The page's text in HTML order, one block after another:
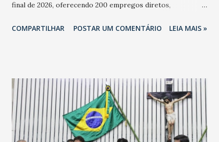
final de 2026, oferecendo 200 empregos diretos,
Havan Fortaleza ainda não foi anunciada oficialmente, mas
COMPARTILHAR POSTAR UM COMENTÁRIO LEIA MAIS »